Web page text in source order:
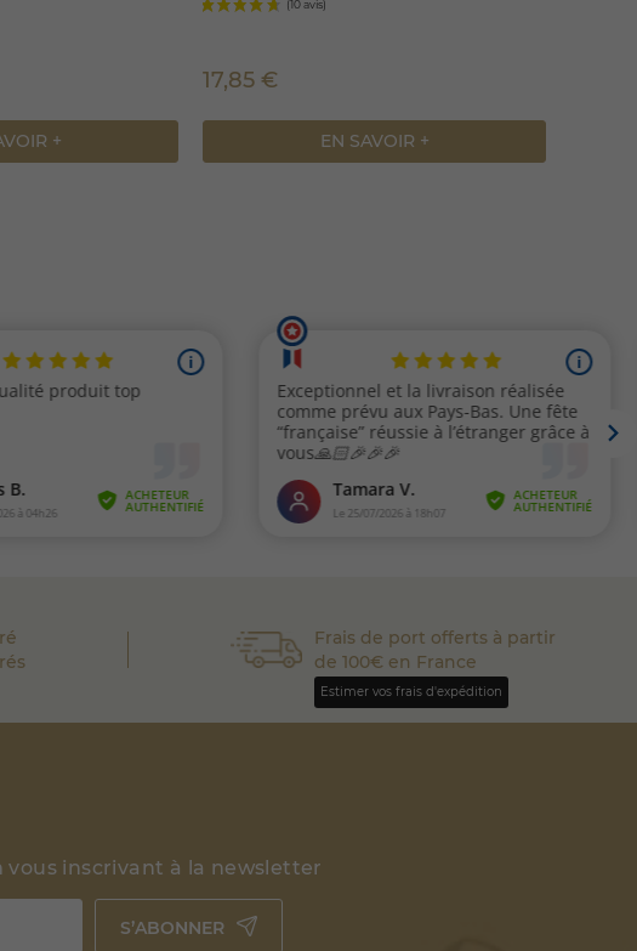
+
17,85 €
EN SAVOIR +
Frais de port offerts à partir
de 100€ en France
Estimer vos frais d'expédition
inscrivant à la newsletter
S’ABONNER